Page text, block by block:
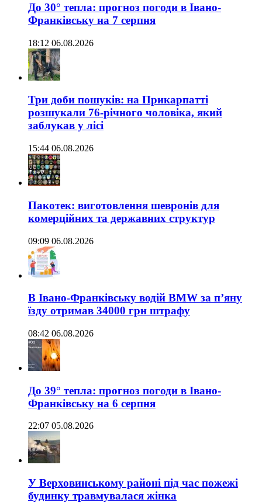
До 30° тепла: прогноз погоди в Івано-
Франківську на 7 серпня
18:12 06.08.2026
Три доби пошуків: на Прикарпатті
розшукали 76-річного чоловіка, який
заблукав у лісі
15:44 06.08.2026
Пакотек: виготовлення шевронів для
комерційних та державних структур
09:09 06.08.2026
В Івано-Франківську водій BMW за п’яну
їзду отримав 34000 грн штрафу
08:42 06.08.2026
До 39° тепла: прогноз погоди в Івано-
Франківську на 6 серпня
22:07 05.08.2026
У Верховинському районі під час пожежі
будинку травмувалася жінка